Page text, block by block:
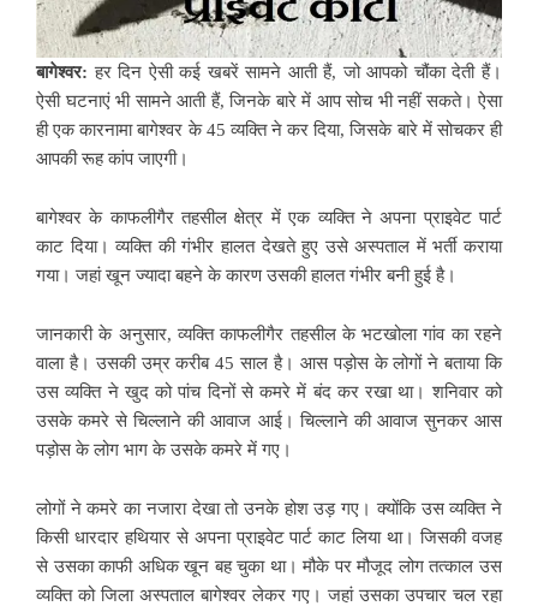
बागेश्वर: हर दिन ऐसी कई खबरें सामने आती हैं, जो आपको चौंका देती हैं।
ऐसी घटनाएं भी सामने आती हैं, जिनके बारे में आप सोच भी नहीं सकते। ऐसा
ही एक कारनामा बागेश्वर के 45 व्यक्ति ने कर दिया, जिसके बारे में सोचकर ही
आपकी रूह कांप जाएगी।
बागेश्वर के काफलीगैर तहसील क्षेत्र में एक व्यक्ति ने अपना प्राइवेट पार्ट
काट दिया। व्यक्ति की गंभीर हालत देखते हुए उसे अस्पताल में भर्ती कराया
गया। जहां खून ज्यादा बहने के कारण उसकी हालत गंभीर बनी हुई है।
जानकारी के अनुसार, व्यक्ति काफलीगैर तहसील के भटखोला गांव का रहने
वाला है। उसकी उम्र करीब 45 साल है। आस पड़ोस के लोगों ने बताया कि
उस व्यक्ति ने खुद को पांच दिनों से कमरे में बंद कर रखा था। शनिवार को
उसके कमरे से चिल्लाने की आवाज आई। चिल्लाने की आवाज सुनकर आस
पड़ोस के लोग भाग के उसके कमरे में गए।
लोगों ने कमरे का नजारा देखा तो उनके होश उड़ गए। क्योंकि उस व्यक्ति ने
किसी धारदार हथियार से अपना प्राइवेट पार्ट काट लिया था। जिसकी वजह
से उसका काफी अधिक खून बह चुका था। मौके पर मौजूद लोग तत्काल उस
व्यक्ति को जिला अस्पताल बागेश्वर लेकर गए। जहां उसका उपचार चल रहा